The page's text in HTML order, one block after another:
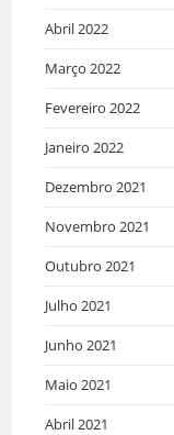
Abril 2022
Março 2022
Fevereiro 2022
Janeiro 2022
Dezembro 2021
Novembro 2021
Outubro 2021
Julho 2021
Junho 2021
Maio 2021
Abril 2021